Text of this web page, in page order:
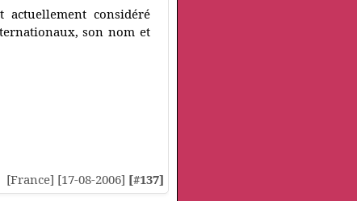
considéré
son nom et
[France] [17-08-2006] [#137]